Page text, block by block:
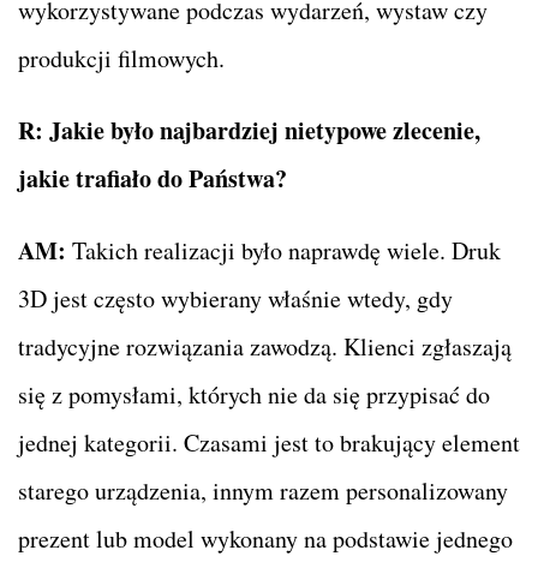
wykorzystywane podczas wydarzeń, wystaw czy
produkcji filmowych.
R: Jakie było najbardziej nietypowe zlecenie,
jakie trafiało do Państwa?
AM: Takich realizacji było naprawdę wiele. Druk
3D jest często wybierany właśnie wtedy, gdy
tradycyjne rozwiązania zawodzą. Klienci zgłaszają
się z pomysłami, których nie da się przypisać do
jednej kategorii. Czasami jest to brakujący element
starego urządzenia, innym razem personalizowany
prezent lub model wykonany na podstawie jednego